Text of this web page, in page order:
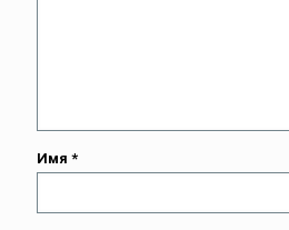
Имя *